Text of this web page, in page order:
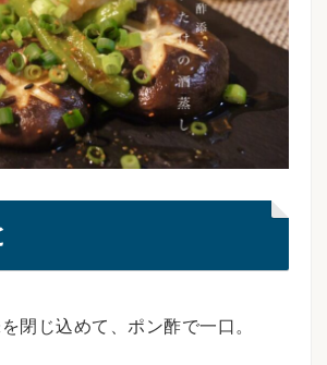
閉じ込めて、ポン酢で一口。